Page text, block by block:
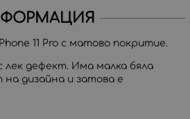
11 Pro с матово покритие.
лек дефект. Има малка бяла
дизайна и затова е